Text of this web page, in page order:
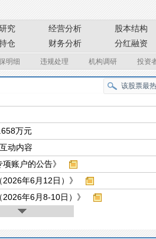
究 经营分析
股本结构
仓 财务分析 分红融资
明细 违规处理 机构调研 投资
万元
动内容
账户的公告》
年6月12日）》
年6月8-10日）》